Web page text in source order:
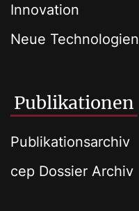
Innovation
Neue Technologien
Publikationen
Publikationsarchiv
cep Dossier Archiv